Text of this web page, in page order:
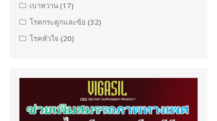
เบาหวาน (17)
โรคกระดูกและข้อ (32)
โรคหัวใจ (20)